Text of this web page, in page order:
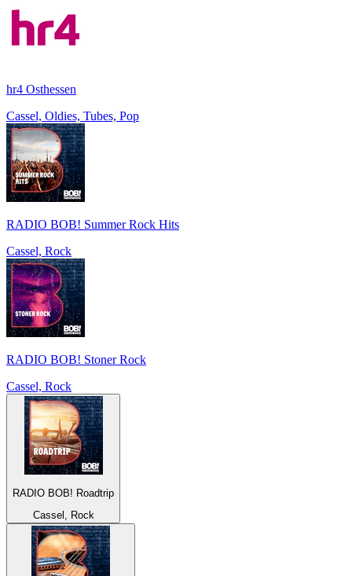
hr4 Osthessen
Cassel, Oldies, Tubes, Pop
RADIO BOB! Summer Rock Hits
Cassel, Rock
RADIO BOB! Stoner Rock
Cassel, Rock
RADIO BOB! Roadtrip
Cassel, Rock